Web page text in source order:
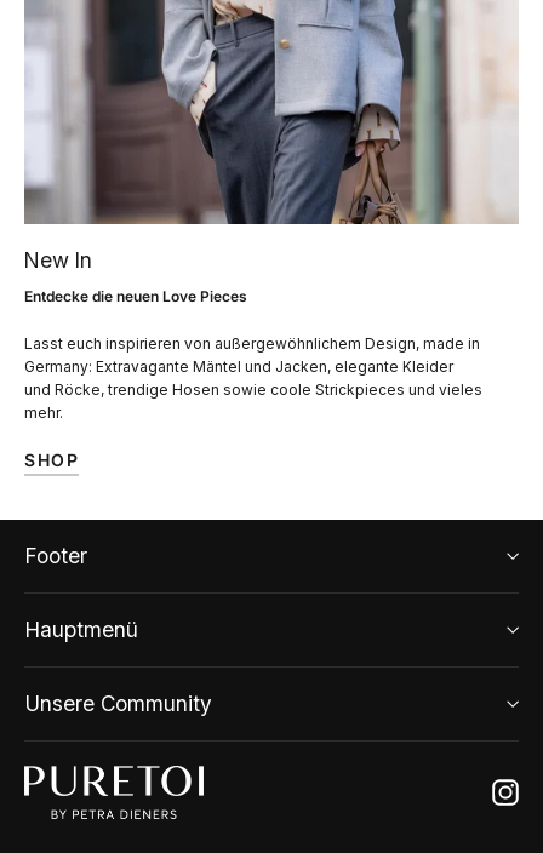
New In
Entdecke die neuen Love Pieces
Lasst euch inspirieren von außergewöhnlichem Design, made in
Germany: Extravagante Mäntel und Jacken, elegante Kleider
und Röcke, trendige Hosen sowie coole Strickpieces und vieles
mehr.
SHOP
Footer
Hauptmenü
Unsere Community